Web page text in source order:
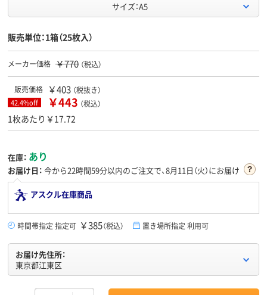
サイズ：A5
販売単位：1箱（25枚入）
メーカー価格 ￥770 （税込）
販売価格 ￥403 （税抜き）
42.4%off ￥443 （税込）
1枚あたり￥17.72
在庫： あり
お届け日： 今から22時間59分以内のご注文で、8月11日（火）にお届け
アスクル在庫商品
時間帯指定 指定可 ￥385（税込） 置き場所指定 利用可
お届け先住所：
東京都江東区